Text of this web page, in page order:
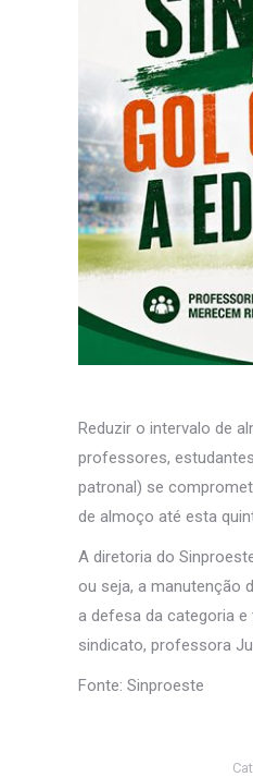
Reduzir o intervalo de
professores,
patronal) se
de almoço até esta
A diretoria do
ou seja, a manutenção
a defesa da categoria
sindicato, professora
Fonte: Sinproeste